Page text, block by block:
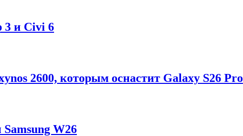
3 и Civi 6
2600, которым оснастит Galaxy S26 Pro
W26